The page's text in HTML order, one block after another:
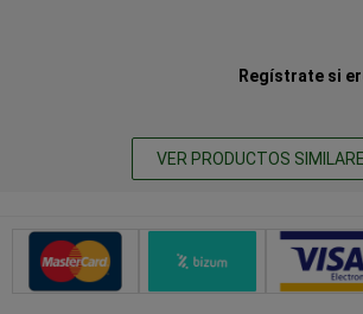
Regístrate si
VER PRODUCTOS
Métodos de pago